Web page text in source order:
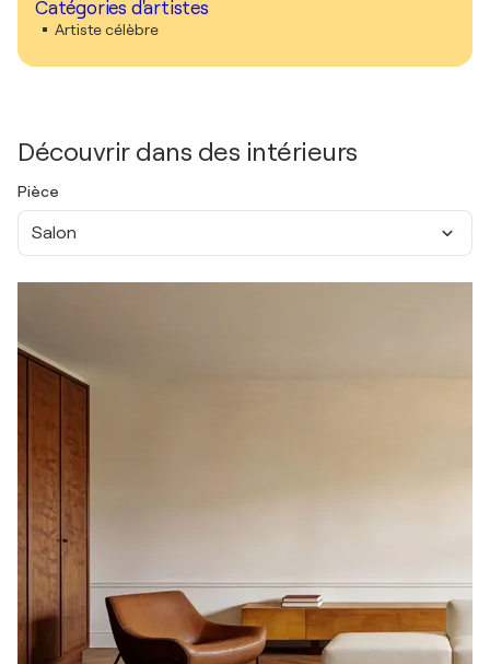
Catégories d'artistes
Artiste célèbre
Découvrir dans des intérieurs
Pièce
Salon